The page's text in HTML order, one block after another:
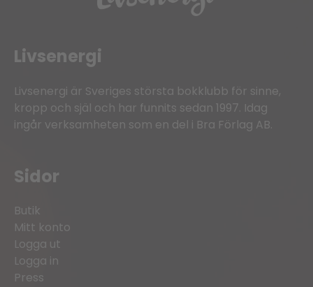
Livsenergi
Livsenergi är Sveriges största bokklubb för sinne,
kropp och själ och har funnits sedan 1997. Idag
ingår verksamheten som en del i Bra Förlag AB.
Sidor
Butik
Mitt konto
Logga ut
Logga in
Press